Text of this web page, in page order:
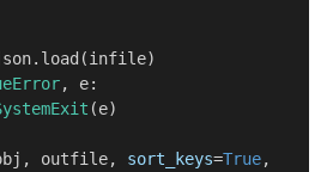
, e:
(e)
outfile, sort_keys=True,